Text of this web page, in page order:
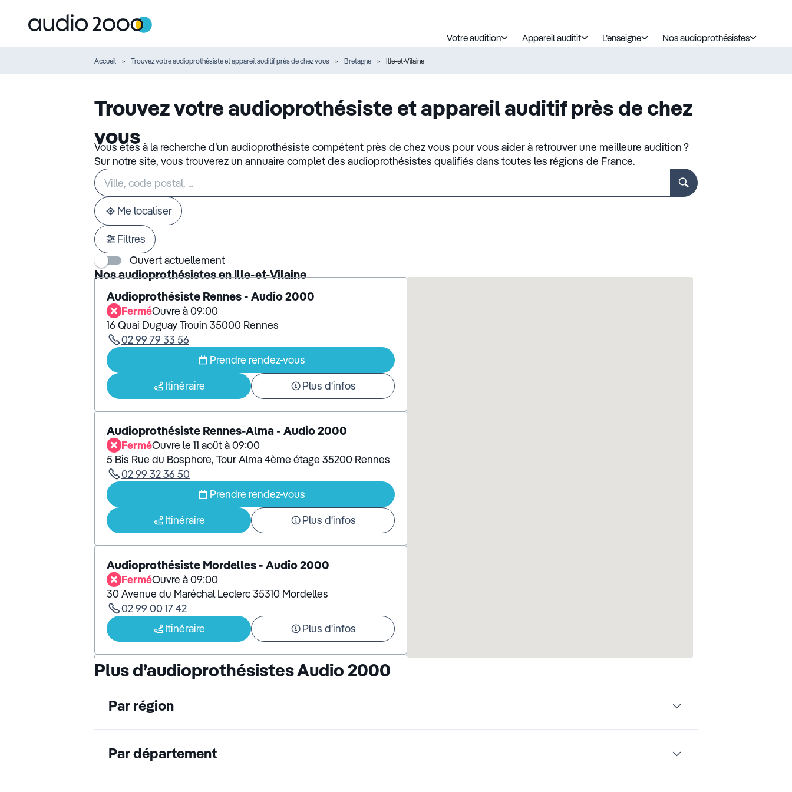
Votre audition Appareil auditif L’enseigne Nos audioprothésistes
Accueil Trouvez votre audioprothésiste et appareil auditif près de chez vous Bretagne Ille-et-Vilaine
Trouvez votre audioprothésiste et appareil auditif près de chez
vous
Vous êtes à la recherche d’un audioprothésiste compétent près de chez vous pour vous aider à retrouver une meilleure audition ?
Sur notre site, vous trouverez un annuaire complet des audioprothésistes qualifiés dans toutes les régions de France.
Veuillez
renseigner
une
adresse
Me localiser
Filtres
Ouvert actuellement
Nos audioprothésistes en Ille-et-Vilaine
Audioprothésiste Rennes - Audio 2000
FerméOuvre à 09:00
16 Quai Duguay Trouin 35000 Rennes
02 99 79 33 56
Prendre rendez-vous
Itinéraire
Plus d'infos
Audioprothésiste Rennes-Alma - Audio 2000
FerméOuvre le 11 août à 09:00
5 Bis Rue du Bosphore, Tour Alma 4ème étage 35200 Rennes
02 99 32 36 50
Prendre rendez-vous
Itinéraire
Plus d'infos
Audioprothésiste Mordelles - Audio 2000
FerméOuvre à 09:00
30 Avenue du Maréchal Leclerc 35310 Mordelles
02 99 00 17 42
Itinéraire
Plus d'infos
Audioprothésiste Janzé - Audio 2000 - OPTIC 2000
02 99 47 18 35
FerméOuvre à 09:00
Plus d’audioprothésistes Audio 2000
Par région
Par département